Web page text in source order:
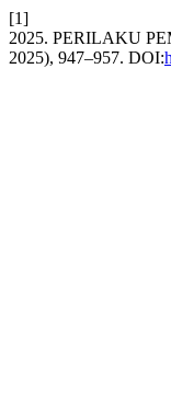
[1]
2025. PERILAKU
2025), 947–957. DOI: